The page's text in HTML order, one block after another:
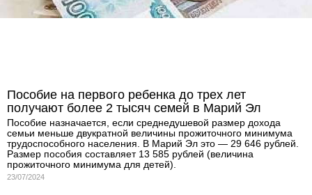
Пособие на первого ребенка до трех лет
получают более 2 тысяч семей в Марий Эл
Пособие назначается, если среднедушевой размер дохода
семьи меньше двукратной величины прожиточного минимума
трудоспособного населения. В Марий Эл это — 29 646 рублей.
Размер пособия составляет 13 585 рублей (величина
прожиточного минимума для детей).
23/07/2024